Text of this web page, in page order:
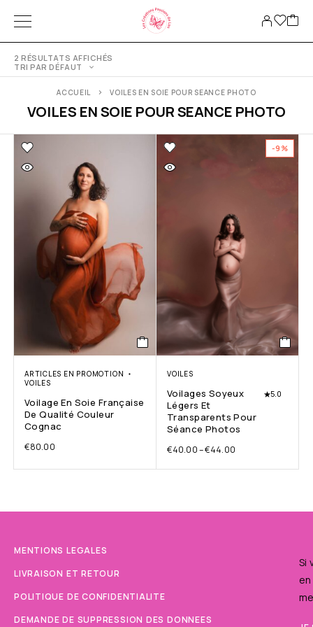
2 RÉSULTATS AFFICHÉS
TRI PAR DÉFAUT
VOILES EN SOIE POUR SEANCE PHOTO
ACCUEIL VOILES EN SOIE POUR SEANCE PHOTO
ARTICLES EN PROMOTION
VOILES
Voilage En Soie Française
De Qualité Couleur
Cognac
€80.00
-9%
VOILES
Voilages Soyeux
Légers Et
Transparents Pour
Séance Photos
5.0
€40.00–€44.00
MENTIONS LEGALES
LIVRAISON ET RETOUR
POLITIQUE DE CONFIDENTIALITE
DEMANDE DE SUPPRESSION DES DONNEES
Si